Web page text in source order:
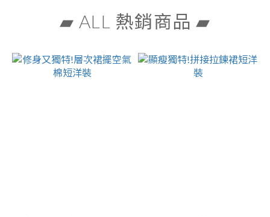
▰ ALL 熱銷商品 ▰